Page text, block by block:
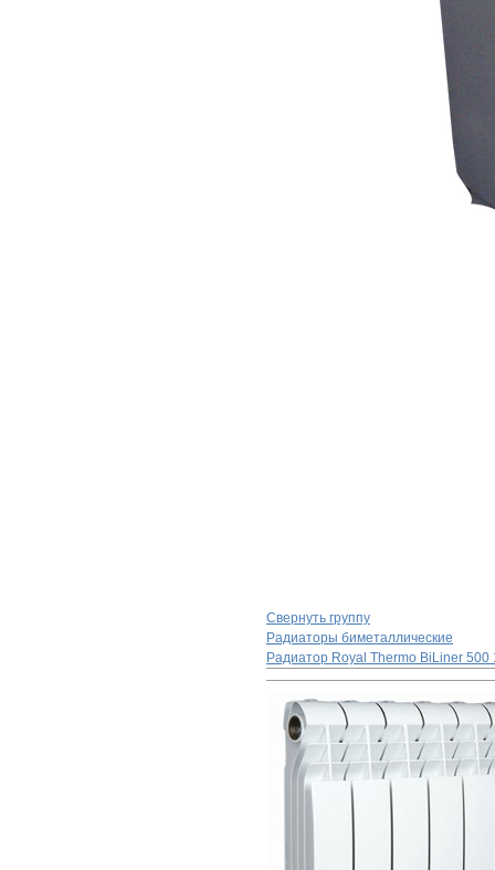
Свернуть группу
Радиаторы биметаллические
Радиатор Royal Thermo BiLiner 500